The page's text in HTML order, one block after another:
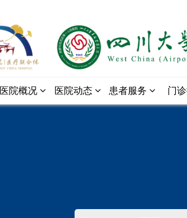
医院概况 医院动态 患者服务 门